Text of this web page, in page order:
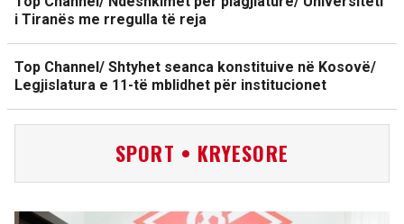
i Tiranës me rregulla të reja
Top Channel/ Shtyhet seanca konstituive në Kosovë/
Legjislatura e 11-të mblidhet për institucionet
SPORT • KRYESORE